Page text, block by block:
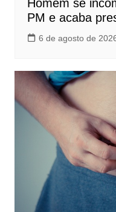
Homem se
PM e acaba
6 de agosto de